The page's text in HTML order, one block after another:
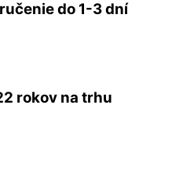
do1-3 dní
rokov na trhu